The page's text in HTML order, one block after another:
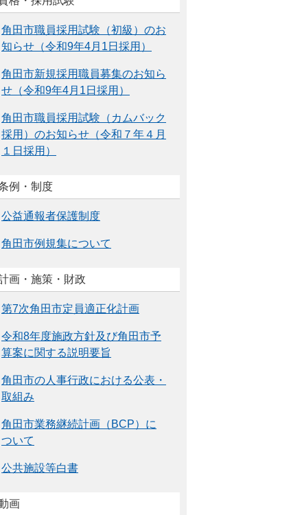
角田市職員採用試験（初級）のお
知らせ（令和9年4月1日採用）
角田市新規採用職員募集のお知ら
せ（令和9年4月1日採用）
角田市職員採用試験（カムバック
採用）のお知らせ（令和７年４月
１日採用）
例・制度
公益通報者保護制度
角田市例規集について
画・施策・財政
第7次角田市定員適正化計画
令和8年度施政方針及び角田市予
算案に関する説明要旨
角田市の人事行政における公表・
取組み
角田市業務継続計画（BCP）に
ついて
公共施設等白書
画